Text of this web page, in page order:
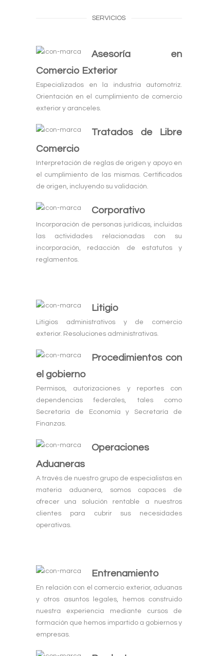
SERVICIOS
Asesoría en
Comercio Exterior
Especializados en la industria automotriz.
Orientación en el cumplimiento de comercio
exterior y aranceles.
Tratados de Libre
Comercio
Interpretación de reglas de origen y apoyo en
el cumplimiento de las mismas. Certificados
de origen, incluyendo su validación.
Corporativo
Incorporación de personas jurídicas, incluidas
las actividades relacionadas con su
incorporación, redacción de estatutos y
reglamentos.
Litigio
Litigios administrativos y de comercio
exterior. Resoluciones administrativas.
Procedimientos con
el gobierno
Permisos, autorizaciones y reportes con
dependencias federales, tales como
Secretaría de Economía y Secretaría de
Finanzas.
Operaciones
Aduaneras
A través de nuestro grupo de especialistas en
materia aduanera, somos capaces de
ofrecer una solución rentable a nuestros
clientes para cubrir sus necesidades
operativas.
Entrenamiento
En relación con el comercio exterior, aduanas
y otros asuntos legales, hemos construido
nuestra experiencia mediante cursos de
formación que hemos impartido a gobiernos y
empresas.